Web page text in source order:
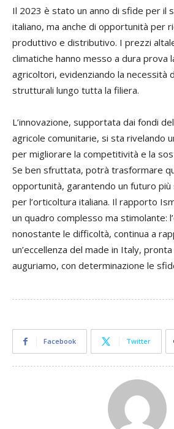
Il 2023 è stato un anno di sfide per il
italiano, ma anche di opportunità per
produttivo e distributivo. I prezzi
climatiche hanno messo a dura prova
agricoltori, evidenziando la necessità
strutturali lungo tutta la filiera.
L’innovazione, supportata dai fondi
agricole comunitarie, si sta rivelando
per migliorare la competitività e la
Se ben sfruttata, potrà trasformare
opportunità, garantendo un futuro
per l’orticoltura italiana. Il rapporto
un quadro complesso ma stimolante:
nonostante le difficoltà, continua a
un’eccellenza del made in Italy,
auguriamo, con determinazione le
Facebook Twitter